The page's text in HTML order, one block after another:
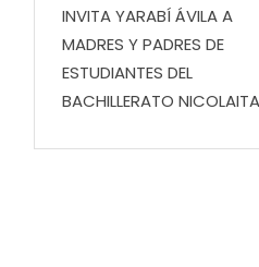
INVITA YARABÍ ÁVILA A
MADRES Y PADRES DE
ESTUDIANTES DEL
BACHILLERATO NICOLAITA